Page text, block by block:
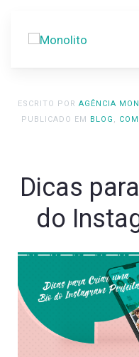
ESCRITO POR AGÊNCIA
PUBLICADO EM BLOG ,
Dicas
do